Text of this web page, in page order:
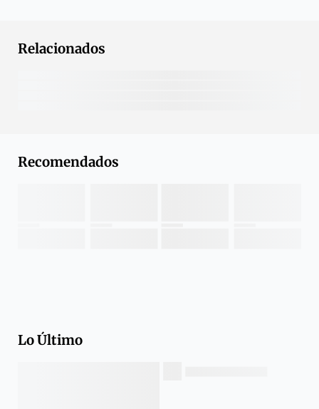
Relacionados
Recomendados
Lo Último